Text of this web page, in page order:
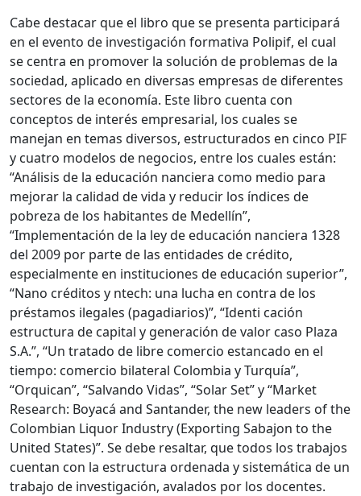
Cabe destacar que el libro que se presenta participará
en el evento de investigación formativa Polipif, el cual
se centra en promover la solución de problemas de la
sociedad, aplicado en diversas empresas de diferentes
sectores de la economía. Este libro cuenta con
conceptos de interés empresarial, los cuales se
manejan en temas diversos, estructurados en cinco PIF
y cuatro modelos de negocios, entre los cuales están:
“Análisis de la educación nanciera como medio para
mejorar la calidad de vida y reducir los índices de
pobreza de los habitantes de Medellín”,
“Implementación de la ley de educación nanciera 1328
del 2009 por parte de las entidades de crédito,
especialmente en instituciones de educación superior”,
“Nano créditos y ntech: una lucha en contra de los
préstamos ilegales (pagadiarios)”, “Identi cación
estructura de capital y generación de valor caso Plaza
S.A.”, “Un tratado de libre comercio estancado en el
tiempo: comercio bilateral Colombia y Turquía”,
“Orquican”, “Salvando Vidas”, “Solar Set” y “Market
Research: Boyacá and Santander, the new leaders of the
Colombian Liquor Industry (Exporting Sabajon to the
United States)”. Se debe resaltar, que todos los trabajos
cuentan con la estructura ordenada y sistemática de un
trabajo de investigación, avalados por los docentes.